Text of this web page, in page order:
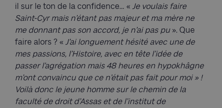
il sur le ton de la confidence… « Je voulais faire
Saint-Cyr mais n’étant pas majeur et ma mère ne
me donnant pas son accord, je n’ai pas pu». Que
faire alors ? « J’ai longuement hésité avec une de
mes passions, l’Histoire, avec en tête l’idée de
passer l’agrégation mais 48 heures en hypokhâgne
m’ont convaincu que ce n’était pas fait pour moi » !
Voilà donc le jeune homme sur le chemin de la
faculté de droit d’Assas et de l’institut de